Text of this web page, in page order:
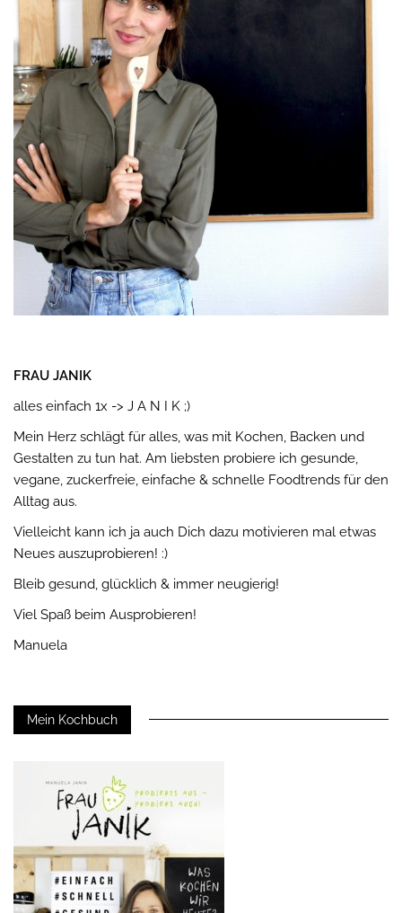
FRAU JANIK
alles einfach 1x -> J A N I K ;)
Mein Herz schlägt für alles, was mit Kochen, Backen und
Gestalten zu tun hat. Am liebsten probiere ich gesunde,
vegane, zuckerfreie, einfache & schnelle Foodtrends für den
Alltag aus.
Vielleicht kann ich ja auch Dich dazu motivieren mal etwas
Neues auszuprobieren! :)
Bleib gesund, glücklich & immer neugierig!
Viel Spaß beim Ausprobieren!
Manuela
Mein Kochbuch